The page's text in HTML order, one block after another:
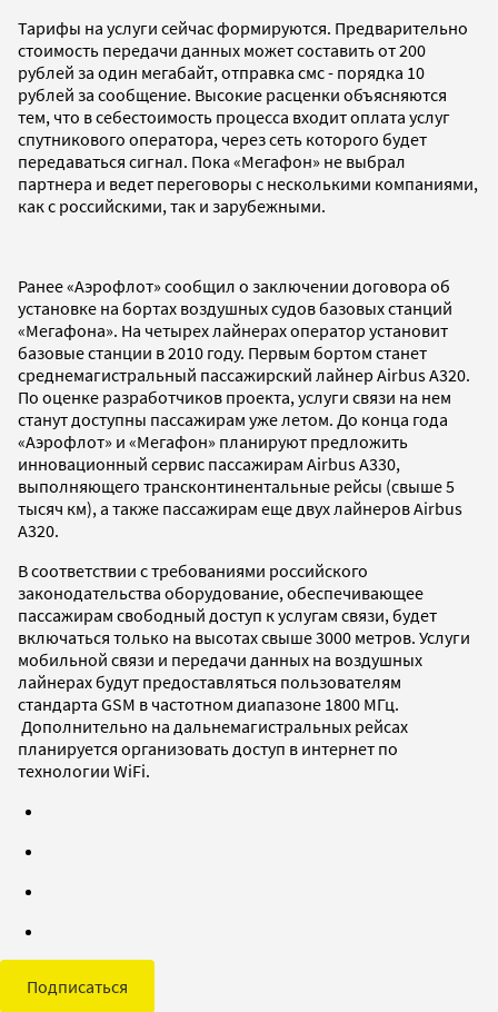
Тарифы на услуги сейчас формируются. Предварительно
стоимость передачи данных может составить от 200
рублей за один мегабайт, отправка смс - порядка 10
рублей за сообщение. Высокие расценки объясняются
тем, что в себестоимость процесса входит оплата услуг
спутникового оператора, через сеть которого будет
передаваться сигнал. Пока «Мегафон» не выбрал
партнера и ведет переговоры с несколькими компаниями,
как с российскими, так и зарубежными.
Ранее «Аэрофлот» сообщил о заключении договора об
установке на бортах воздушных судов базовых станций
«Мегафона». На четырех лайнерах оператор установит
базовые станции в 2010 году. Первым бортом станет
среднемагистральный пассажирский лайнер Airbus А320.
По оценке разработчиков проекта, услуги связи на нем
станут доступны пассажирам уже летом. До конца года
«Аэрофлот» и «Мегафон» планируют предложить
инновационный сервис пассажирам Airbus А330,
выполняющего трансконтинентальные рейсы (свыше 5
тысяч км), а также пассажирам еще двух лайнеров Airbus
А320.
В соответствии с требованиями российского
законодательства оборудование, обеспечивающее
пассажирам свободный доступ к услугам связи, будет
включаться только на высотах свыше 3000 метров. Услуги
мобильной связи и передачи данных на воздушных
лайнерах будут предоставляться пользователям
стандарта GSM в частотном диапазоне 1800 МГц.
Дополнительно на дальнемагистральных рейсах
планируется организовать доступ в интернет по
технологии WiFi.
Подписаться